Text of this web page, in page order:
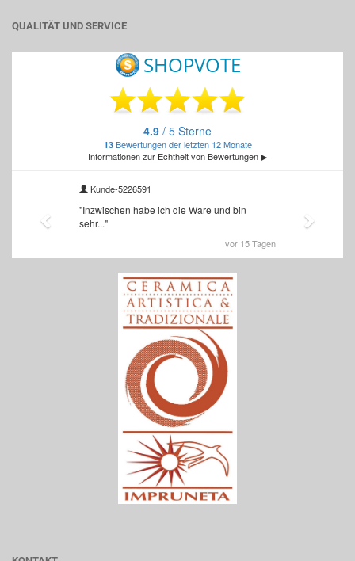
QUALITÄT UND SERVICE